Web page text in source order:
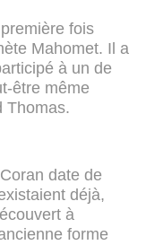
fois
Mahomet. Il a
à un de
être même
Thomas.
date de
déjà,
à
forme